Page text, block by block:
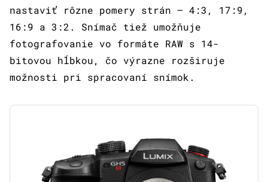
nastaviť rôzne pomery strán – 4:3, 17:9,
16:9 a 3:2. Snímač tiež umožňuje
fotografovanie vo formáte RAW s 14-
bitovou hĺbkou, čo výrazne rozširuje
možnosti pri spracovaní snímok.